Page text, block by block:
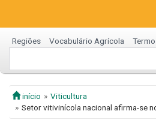
Regiões Vocabulário Agrícola
início
Viticultura
Setor vitivinícola nacional afirma-se